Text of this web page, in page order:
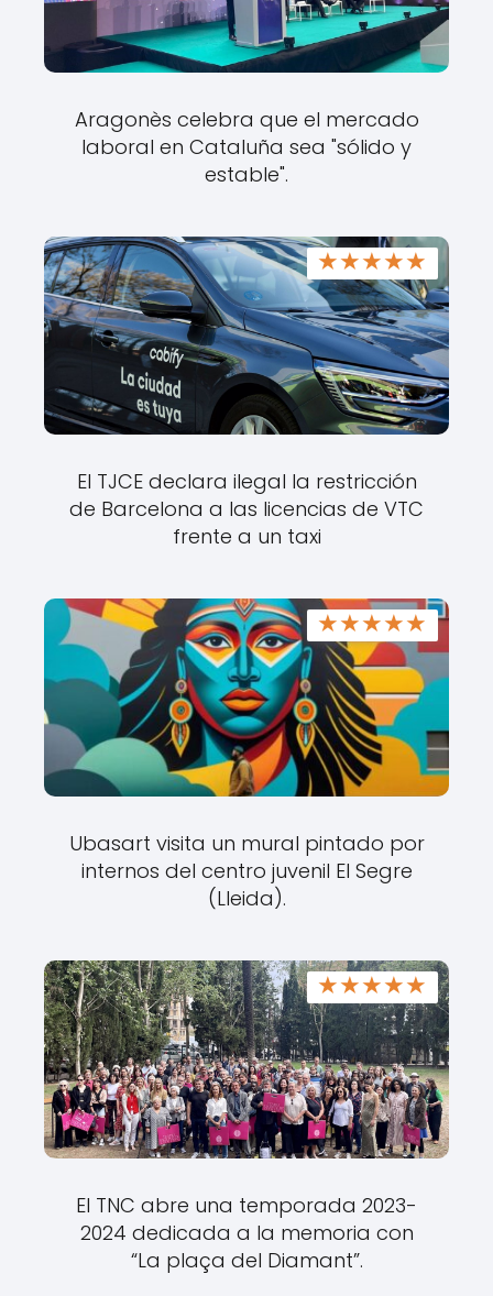
Aragonès celebra que el mercado
laboral en Cataluña sea "sólido y
estable".
★★★★★
El TJCE declara ilegal la restricción
de Barcelona a las licencias de VTC
frente a un taxi
★★★★★
Ubasart visita un mural pintado por
internos del centro juvenil El Segre
(Lleida).
★★★★★
El TNC abre una temporada 2023-
2024 dedicada a la memoria con
“La plaça del Diamant”.